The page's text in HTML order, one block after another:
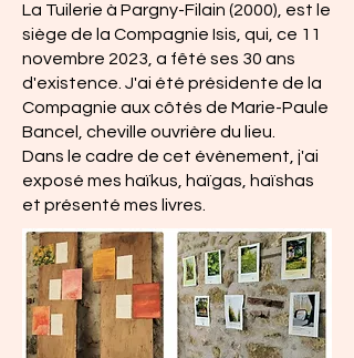
La Tuilerie à Pargny-Filain (2000), est le
siège de la Compagnie Isis, qui, ce 11
novembre 2023, a fêté ses 30 ans
d'existence. J'ai été présidente de la
Compagnie aux côtés de Marie-Paule
Bancel, cheville ouvrière du lieu.
Dans le cadre de cet évènement, j'ai
exposé mes haïkus, haïgas, haïshas
et présenté mes livres.